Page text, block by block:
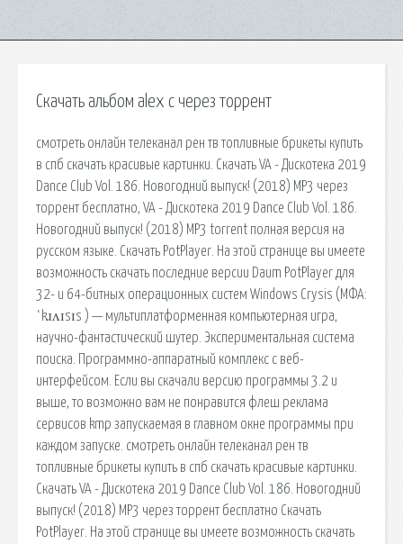
Скачать альбом alex c через торрент
смотреть онлайн телеканал рен тв топливные брикеты купить
в спб скачать красивые картинки. Скачать VA - Дискотека 2019
Dance Club Vol. 186. Новогодний выпуск! (2018) MP3 через
торрент бесплатно, VA - Дискотека 2019 Dance Club Vol. 186.
Новогодний выпуск! (2018) MP3 torrent полная версия на
русском языке. Скачать PotPlayer. На этой странице вы имеете
возможность скачать последние версии Daum PotPlayer для
32- и 64-битных операционных систем Windows Crysis (МФА:
ˈkɹʌɪsɪs ) — мультиплатформенная компьютерная игра,
научно-фантастический шутер. Экспериментальная система
поиска. Программно-аппаратный комплекс с веб-
интерфейсом. Если вы скачали версию программы 3.2 и
выше, то возможно вам не понравится флеш реклама
сервисов kmp запускаемая в главном окне программы при
каждом запуске. смотреть онлайн телеканал рен тв
топливные брикеты купить в спб скачать красивые картинки.
Скачать VA - Дискотека 2019 Dance Club Vol. 186. Новогодний
выпуск! (2018) MP3 через торрент бесплатно Скачать
PotPlayer. На этой странице вы имеете возможность скачать